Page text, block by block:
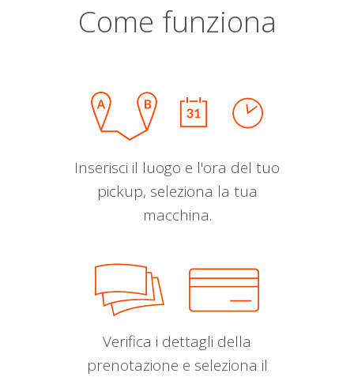
Come funziona
Inserisci il luogo e l'ora del tuo
pickup, seleziona la tua
macchina.
Verifica i dettagli della
prenotazione e seleziona il